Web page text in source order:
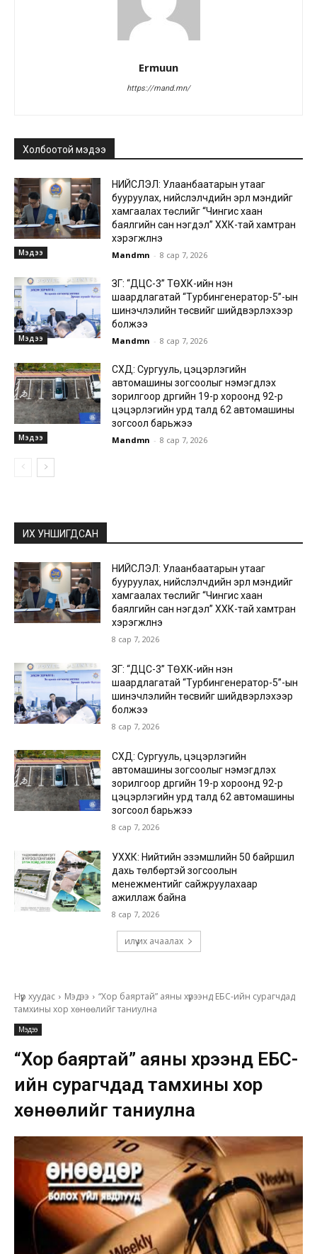
Ermuun
https://mand.mn/
Холбоотой мэдээ
Мэдээ
НИЙСЛЭЛ: Улаанбаатарын утааг
бууруулах, нийслэлчүүдийн эрүүл мэндийг
хамгаалах төслийг “Чингис хаан
баялгийн сан нэгдэл” ХХК-тай хамтран
хэрэгжүүлнэ
Mandmn - 8 сар 7, 2026
Мэдээ
ЗГ: “ДЦС-3” ТӨХК-ийн нэн
шаардлагатай “Турбингенератор-5”-ын
шинэчлэлийн төсвийг шийдвэрлэхээр
болжээ
Mandmn - 8 сар 7, 2026
Мэдээ
СХД: Сургууль, цэцэрлэгийн
автомашины зогсоолыг нэмэгдүүлэх
зорилгоор дүүргийн 19-р хороонд 92-р
цэцэрлэгийн урд талд 62 автомашины
зогсоол барьжээ
Mandmn - 8 сар 7, 2026
ИХ УНШИГДСАН
НИЙСЛЭЛ: Улаанбаатарын утааг
бууруулах, нийслэлчүүдийн эрүүл мэндийг
хамгаалах төслийг “Чингис хаан
баялгийн сан нэгдэл” ХХК-тай хамтран
хэрэгжүүлнэ
8 сар 7, 2026
ЗГ: “ДЦС-3” ТӨХК-ийн нэн
шаардлагатай “Турбингенератор-5”-ын
шинэчлэлийн төсвийг шийдвэрлэхээр
болжээ
8 сар 7, 2026
СХД: Сургууль, цэцэрлэгийн
автомашины зогсоолыг нэмэгдүүлэх
зорилгоор дүүргийн 19-р хороонд 92-р
цэцэрлэгийн урд талд 62 автомашины
зогсоол барьжээ
8 сар 7, 2026
УХХК: Нийтийн эзэмшлийн 50 байршил
дахь төлбөртэй зогсоолын
менежментийг сайжруулахаар
ажиллаж байна
8 сар 7, 2026
илүү их ачаалах